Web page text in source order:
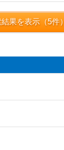
結果を表示（5件）